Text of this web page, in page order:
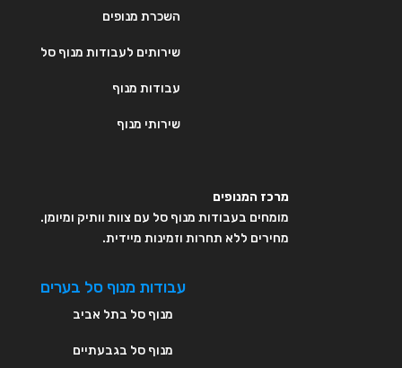
השכרת מנופים
שירותים לעבודות מנוף סל
עבודות מנוף
שירותי מנוף
מרכז המנופים
מומחים בעבודות מנוף סל עם צוות וותיק ומיומן.
מחירים ללא תחרות וזמינות מיידית.
עבודות מנוף סל בערים
מנוף סל בתל אביב
מנוף סל בגבעתיים